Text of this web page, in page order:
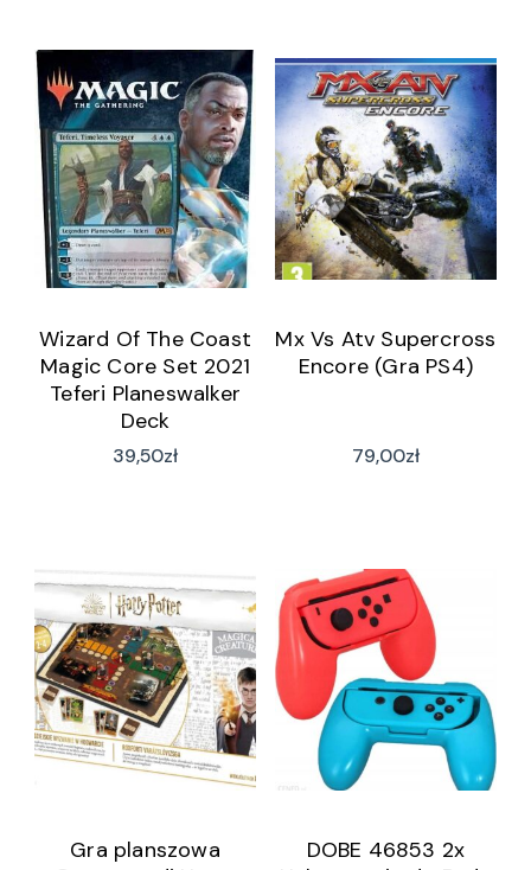
Wizard Of The Coast
Magic Core Set 2021
Teferi Planeswalker
Deck
39,50zł
Mx Vs Atv Supercross
Encore (Gra PS4)
79,00zł
Gra planszowa
DOBE 46853 2x